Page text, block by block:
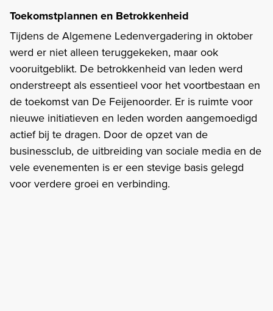
Toekomstplannen en Betrokkenheid
Tijdens de Algemene Ledenvergadering in oktober
werd er niet alleen teruggekeken, maar ook
vooruitgeblikt. De betrokkenheid van leden werd
onderstreept als essentieel voor het voortbestaan en
de toekomst van De Feijenoorder. Er is ruimte voor
nieuwe initiatieven en leden worden aangemoedigd
actief bij te dragen. Door de opzet van de
businessclub, de uitbreiding van sociale media en de
vele evenementen is er een stevige basis gelegd
voor verdere groei en verbinding.